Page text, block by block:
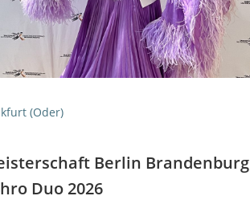
(Oder)
Ber­lin Bran­den­burg
Duo 2026